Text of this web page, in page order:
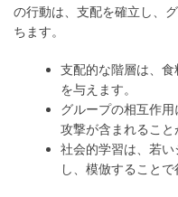
の行動は、支配を確立し、
ちます。
支配的な階層は、
を与えます。
グループの相互作
攻撃が含まれること
社会的学習は、若
し、模倣することで